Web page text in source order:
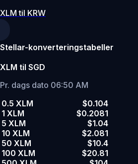
XLM til KRW
Stellar-konverteringstabeller
XLM til SGD
Pr. dags dato 06:50 AM
0.5 XLM
$0.104
1 XLM
$0.2081
5 XLM
$1.04
10 XLM
$2.081
50 XLM
$10.4
100 XLM
$20.81